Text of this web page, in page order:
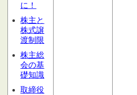
に！
株主と
株式譲
渡制限
株主総
会の基
礎知識
取締役